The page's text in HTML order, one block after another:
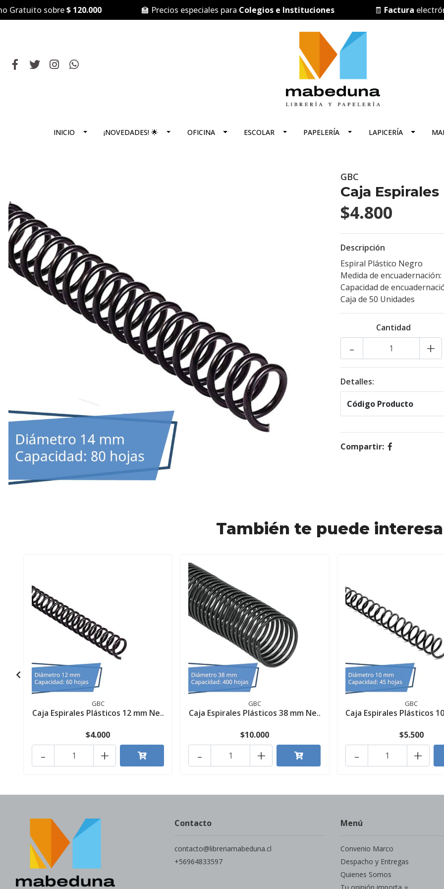
sobre$ 120.000 🏫 Precios especiales paraColegios e Instituciones Facturaelectrónica
INICIO ¡NOVEDADES! 🌟 OFICINA ESCOLAR PAPELERÍA LAPICERÍA
GBC
Caja
$4.800
Descripción
Espiral Plástico Negro
Medida de encuadernación:
Capacidad de
Caja de 50 Unidades
Cantidad
+
-
Detalles:
Código Producto
Compartir:
También te puede
GBC
Caja Espirales Plásticos 12 mm Ne..
$4.000
+
-
GBC
Caja Espirales Plásticos 38 mm Ne..
$10.000
+
-
GBC
Caja Espirales Plásticos
$5.500
+
-
Contacto
contacto@libreriamabeduna.cl
+56964833597
Menú
Convenio Marco
Despacho y Entregas
Quienes Somos